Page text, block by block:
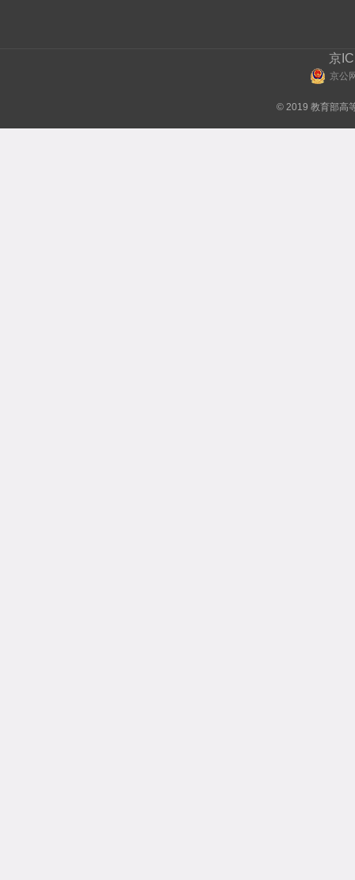
京
京公
© 2019 教育部高